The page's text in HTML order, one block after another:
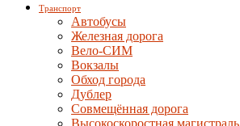
Транспорт
Автобусы
Железная дорога
Вело-СИМ
Вокзалы
Обход города
Дублер
Совмещённая дорога
Высокоскоростная магистраль